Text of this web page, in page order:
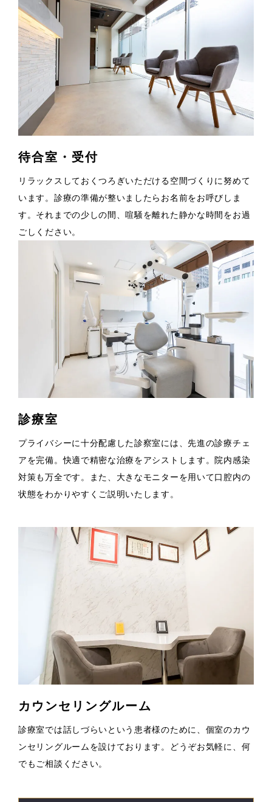
待合室・受付
リラックスしておくつろぎいただける空間づくりに努めて
います。診療の準備が整いましたらお名前をお呼びしま
す。それまでの少しの間、喧騒を離れた静かな時間をお過
ごしください。
診療室
プライバシーに十分配慮した診察室には、先進の診療チェ
アを完備。快適で精密な治療をアシストします。院内感染
対策も万全です。また、大きなモニターを用いて口腔内の
状態をわかりやすくご説明いたします。
カウンセリングルーム
診療室では話しづらいという患者様のために、個室のカウ
ンセリングルームを設けております。どうぞお気軽に、何
でもご相談ください。